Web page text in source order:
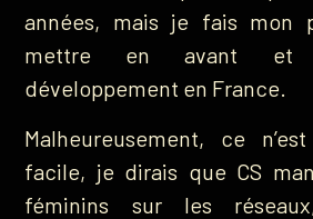
années, mais je fais mon
mettre en avant et
développement en France.
Malheureusement, ce
facile, je dirais que CS
féminins sur les